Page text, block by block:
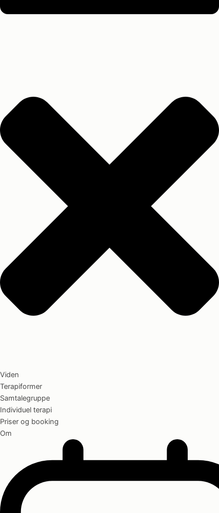
Viden
Terapiformer
Samtalegruppe
Individuel terapi
Priser og booking
Om